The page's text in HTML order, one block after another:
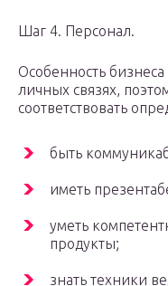
Шаг 4. Персонал.
Особенность
личных связях,
соответствовать
быть
иметь
уметь
продукты;
знать техники